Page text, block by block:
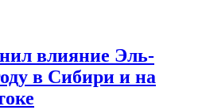
влияние Эль-
в Сибири и на